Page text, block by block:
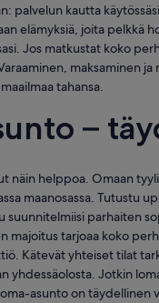
palvelun kautta
elämyksiä, joita
Jos matkustat koko
maksaminen
tahansa.
–
näin helppoa. Omaan
maanosassa. Tutustu
suunnitelmiisi parhaiten
tarjoaa koko
Kätevät yhteiset tilat
yhdessäolosta. Jotkin
asunto on